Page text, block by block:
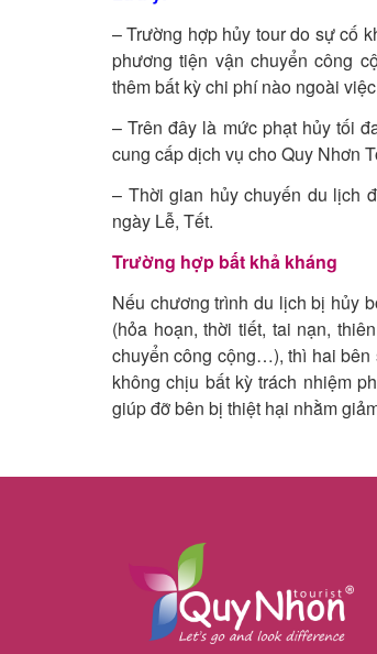
– Trường hợp hủy tour do sự cố
phương tiện vận chuyển công
thêm bất kỳ chi phí nào ngoài
– Trên đây là mức phạt hủy tối
cung cấp dịch vụ cho Quy Nhơn
– Thời gian hủy chuyến du lịch
ngày Lễ, Tết.
Trường hợp bất khả kháng
Nếu chương trình du lịch bị hủy
(hỏa hoạn, thời tiết, tai nạn,
chuyển công cộng…), thì hai bên
không chịu bất kỳ trách nhiệm
giúp đỡ bên bị thiệt hại nhằm